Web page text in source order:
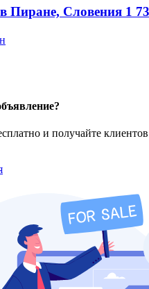
Пиране, Словения 1
и получайте